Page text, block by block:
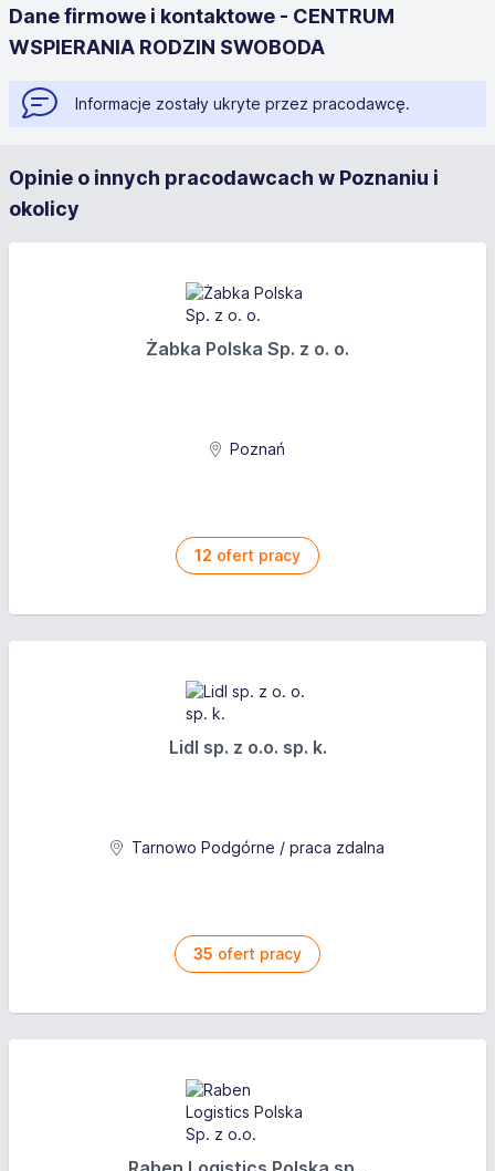
Dane firmowe i kontaktowe - CENTRUM
WSPIERANIA RODZIN SWOBODA
Informacje zostały ukryte przez pracodawcę.
Opinie o innych pracodawcach w Poznaniu i
okolicy
Żabka Polska Sp. z o. o.
Poznań
12 ofert pracy
Lidl sp. z o.o. sp. k.
Tarnowo Podgórne / praca zdalna
35 ofert pracy